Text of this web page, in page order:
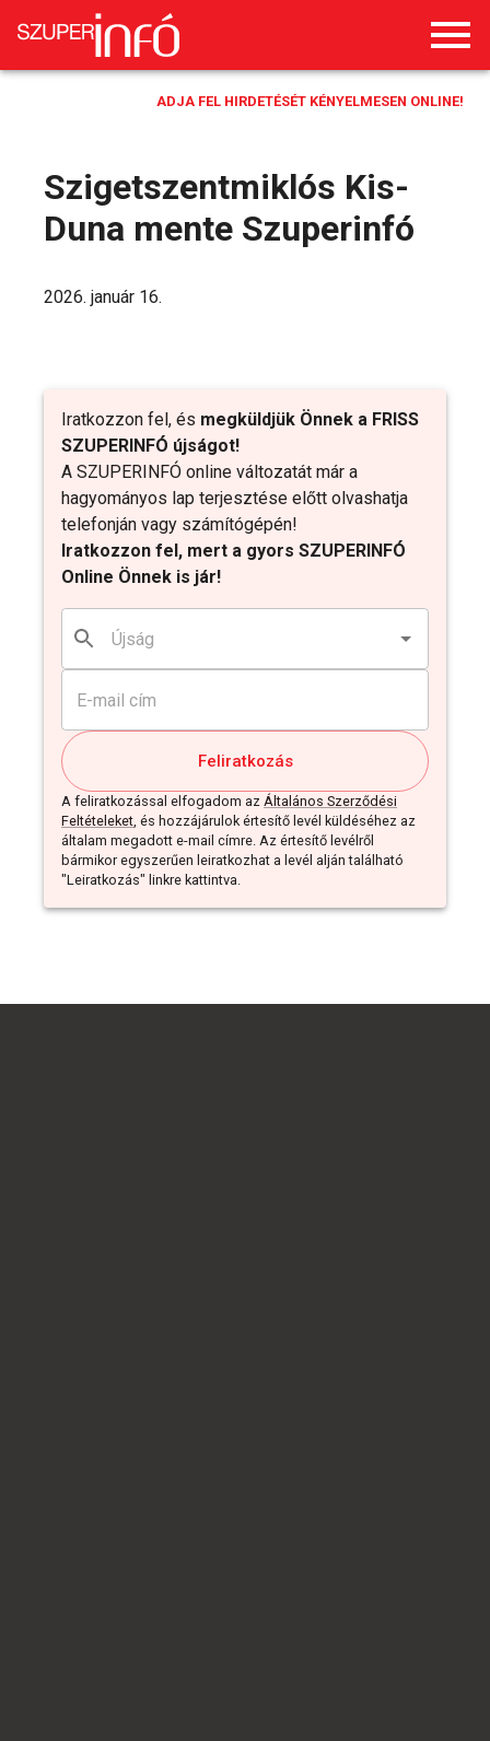
ADJA FEL HIRDETÉSÉT KÉNYELMESEN ONLINE!
Szigetszentmiklós Kis-
Duna mente Szuperinfó
Iratkozzon fel, és megküldjük Önnek a FRISS
SZUPERINFÓ újságot!
A SZUPERINFÓ online változatát már a
hagyományos lap terjesztése előtt olvashatja
telefonján vagy számítógépén!
Iratkozzon fel, mert a gyors SZUPERINFÓ
Online Önnek is jár!
Feliratkozás
A feliratkozással elfogadom az Általános Szerződési
Feltételeket, és hozzájárulok értesítő levél küldéséhez az
általam megadott e-mail címre. Az értesítő levélről
bármikor egyszerűen leiratkozhat a levél alján található
"Leiratkozás" linkre kattintva.
2026. január 16.